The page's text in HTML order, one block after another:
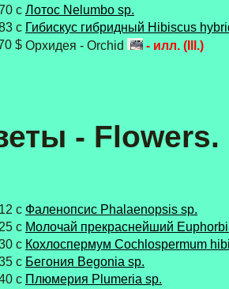
с Лотос Nelumbo sp.
с Гибискус гибридный Hibiscus
$ Орхидея - Orchid - илл. (Ill.)
-
12 с Фаленопсис Phalaenopsis sp.
25 с Молочай прекраснейший
с Кохлоспермум Cochlospermum
с Бегония Begonia sp.
с Плюмерия Plumeria sp.